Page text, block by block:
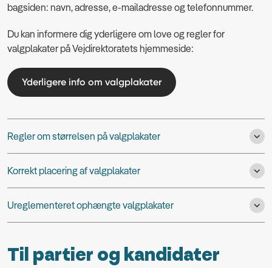
bagsiden: navn, adresse, e-mailadresse og telefonnummer.
Du kan informere dig yderligere om love og regler for
valgplakater på Vejdirektoratets hjemmeside:
Yderligere info om valgplakater
Regler om størrelsen på valgplakater
Korrekt placering af valgplakater
Ureglementeret ophængte valgplakater
Til partier og kandidater